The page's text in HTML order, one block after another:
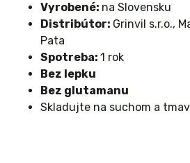
Vyrobené: na Slovensku
Distribútor: Grinvil s.r.o.,
Pata
Spotreba: 1 rok
Bez lepku
Bez glutamanu
Skladujte na suchom a